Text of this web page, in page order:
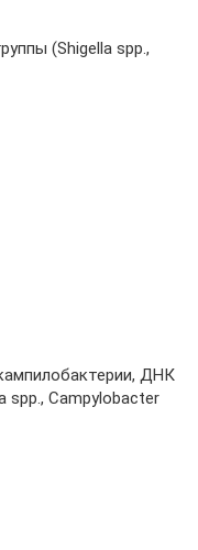
(Shigella spp.,
ДНК
spp., Campylobacter